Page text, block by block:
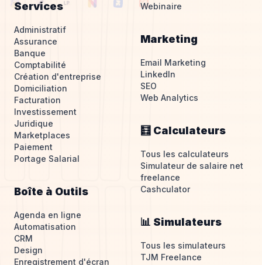
Services
Administratif
Assurance
Banque
Comptabilité
Création d'entreprise
Domiciliation
Facturation
Investissement
Juridique
Marketplaces
Paiement
Portage Salarial
Boîte à Outils
Agenda en ligne
Automatisation
CRM
Design
Enregistrement d'écran
Webinaire
Marketing
Email Marketing
LinkedIn
SEO
Web Analytics
🧮 Calculateurs
Tous les calculateurs
Simulateur de salaire net
freelance
Cashculator
📊 Simulateurs
Tous les simulateurs
TJM Freelance